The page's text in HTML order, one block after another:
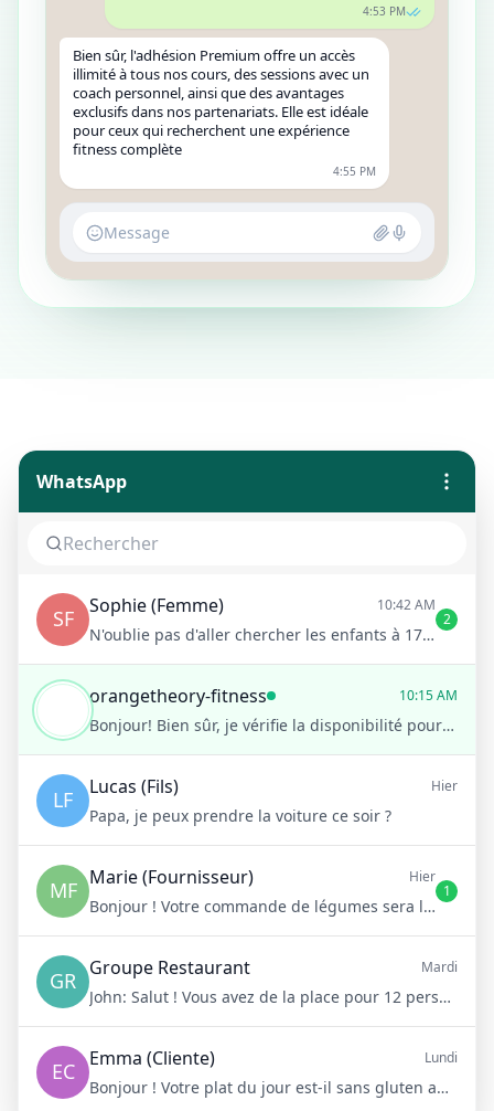
4:53 PM
Bien sûr, l'adhésion Premium offre un accès
illimité à tous nos cours, des sessions avec un
coach personnel, ainsi que des avantages
exclusifs dans nos partenariats. Elle est idéale
pour ceux qui recherchent une expérience
fitness complète
4:55 PM
Message
WhatsApp
SF Sophie (Femme) 10:42 AM
N'oublie pas d'aller chercher les enfants à 17h !
2
orangetheory-fitness 10:15 AM
Bonjour! Bien sûr, je vérifie la disponibilité pour vous
LF Lucas (Fils) Hier
Papa, je peux prendre la voiture ce soir ?
MF Marie (Fournisseur) Hier
Bonjour ! Votre commande de légumes sera livrée demain matin à 8h
1
GR Groupe Restaurant Mardi
John: Salut ! Vous avez de la place pour 12 personnes samedi soir ?
EC Emma (Cliente) Lundi
Bonjour ! Votre plat du jour est-il sans gluten aujourd'hui ?